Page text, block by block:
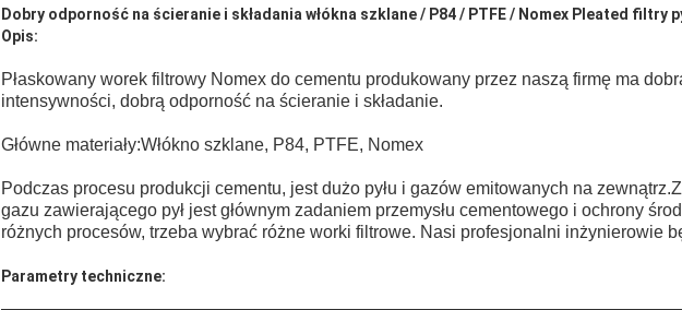
Dobry odporność na ścieranie i składania włókna szklane / P84 / PTFE / Nomex Pleated filtry
Opis:
Płaskowany worek filtrowy Nomex do cementu produkowany przez naszą firmę ma
intensywności, dobrą odporność na ścieranie i składanie.
Główne materiały:Włókno szklane, P84, PTFE, Nomex
Podczas procesu produkcji cementu, jest dużo pyłu i gazów emitowanych na
gazu zawierającego pył jest głównym zadaniem przemysłu cementowego i ochrony
różnych procesów, trzeba wybrać różne worki filtrowe. Nasi profesjonalni inżynierowie
Parametry techniczne: